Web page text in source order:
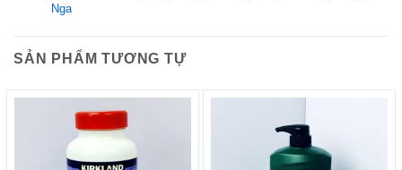
Nga
SẢN PHẨM TƯƠNG TỰ